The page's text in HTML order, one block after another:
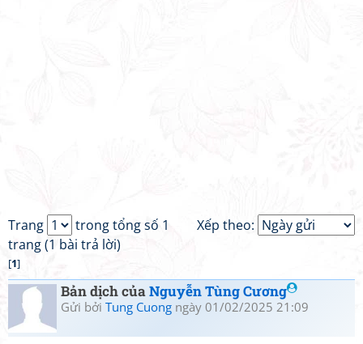
Xếp theo:
Trang
trong tổng số 1
trang (1 bài trả lời)
[1]
Bản dịch củaNguyễn Tùng Cương
Gửi bởi Tung Cuong ngày 01/02/2025 21:09